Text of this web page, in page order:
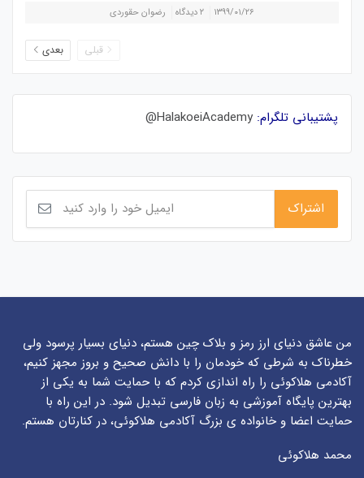
۱۳۹۹/۰۱/۲۶ ۲ دیدگاه رضوان حقوردی
قبلی بعدی
پشتیبانی تلگرام: HalakoeiAcademy@
من عاشق دنیای ارز رمز و بلاک چین هستم، دنیای بسیار پرسود ولی
خطرناک به شرطی که خودمان را با دانش صحیح و بروز مجهز کنیم،
آکادمی هلاکوئی را راه اندازی کردم که با حمایت شما به یکی از
بهترین پایگاه آموزشی به زبان فارسی تبدیل شود. در این راه با
حمایت اعضا و خانواده ی بزرگ آکادمی هلاکوئی، در کنارتان هستم.
محمد هلاکوئی